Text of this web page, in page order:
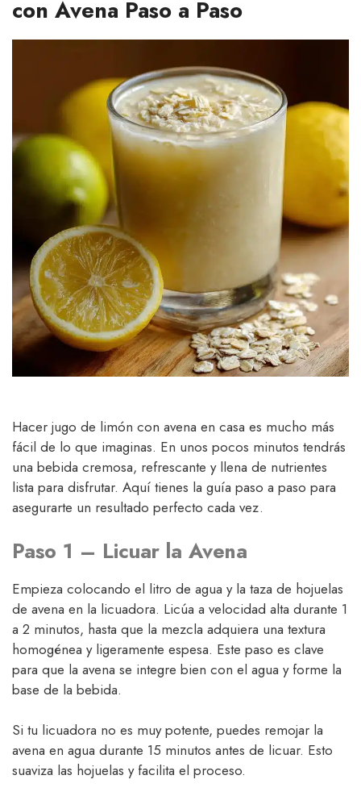
con Avena Paso a Paso
Hacer jugo de limón con avena en casa es mucho más
fácil de lo que imaginas. En unos pocos minutos tendrás
una bebida cremosa, refrescante y llena de nutrientes
lista para disfrutar. Aquí tienes la guía paso a paso para
asegurarte un resultado perfecto cada vez.
Paso 1 – Licuar la Avena
Empieza colocando el litro de agua y la taza de hojuelas
de avena en la licuadora. Licúa a velocidad alta durante 1
a 2 minutos, hasta que la mezcla adquiera una textura
homogénea y ligeramente espesa. Este paso es clave
para que la avena se integre bien con el agua y forme la
base de la bebida.
Si tu licuadora no es muy potente, puedes remojar la
avena en agua durante 15 minutos antes de licuar. Esto
suaviza las hojuelas y facilita el proceso.